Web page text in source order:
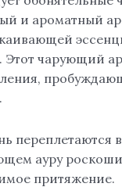
и ароматный
Этот чарующий
переплетаются в
ауру
притяжение.